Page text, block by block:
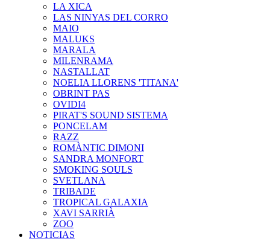
LA XICA
LAS NINYAS DEL CORRO
MAIO
MALUKS
MARALA
MILENRAMA
NASTALLAT
NOELIA LLORENS 'TITANA'
OBRINT PAS
OVIDI4
PIRAT'S SOUND SISTEMA
PONCELAM
RAZZ
ROMÀNTIC DIMONI
SANDRA MONFORT
SMOKING SOULS
SVETLANA
TRIBADE
TROPICAL GALAXIA
XAVI SARRIÀ
ZOO
NOTICIAS